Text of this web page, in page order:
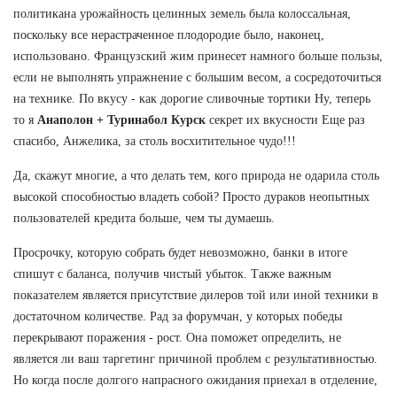
политикана урожайность целинных земель была колоссальная,
поскольку все нерастраченное плодородие было, наконец,
использовано. Французский жим принесет намного больше пользы,
если не выполнять упражнение с большим весом, а сосредоточиться
на технике. По вкусу - как дорогие сливочные тортики Ну, теперь
то я Анаполон + Туринабол Курск секрет их вкусности Еще раз
спасибо, Анжелика, за столь восхитительное чудо!!!
Да, скажут многие, а что делать тем, кого природа не одарила столь
высокой способностью владеть собой? Просто дураков неопытных
пользователей кредита больше, чем ты думаешь.
Просрочку, которую собрать будет невозможно, банки в итоге
спишут с баланса, получив чистый убыток. Также важным
показателем является присутствие дилеров той или иной техники в
достаточном количестве. Рад за форумчан, у которых победы
перекрывают поражения - рост. Она поможет определить, не
является ли ваш таргетинг причиной проблем с результативностью.
Но когда после долгого напрасного ожидания приехал в отделение,